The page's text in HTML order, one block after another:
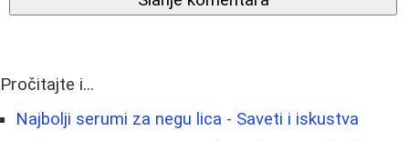
Pročitajte i...
Najbolji serumi za negu lica - Saveti i iskustva